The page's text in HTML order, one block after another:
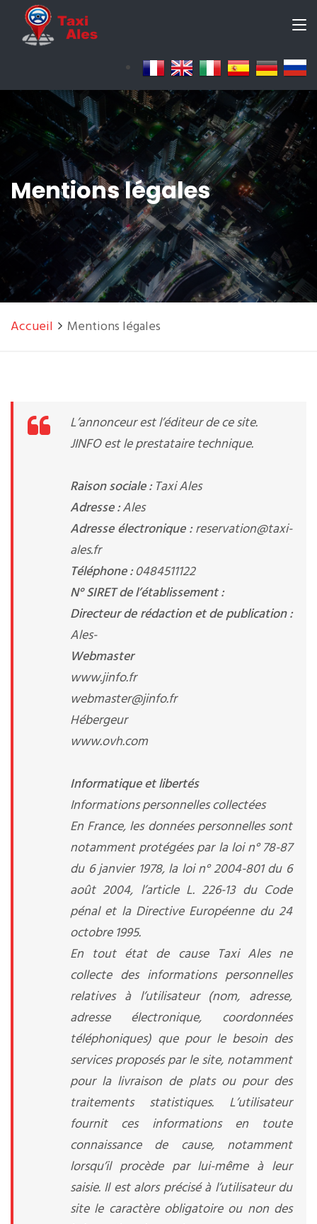
Mentions légales
Accueil Mentions légales
L’annonceur est l’éditeur de ce site.
JINFO est le prestataire technique.
Raison sociale :Taxi Ales
Adresse :Ales
Adresse électronique :reservation@taxi-
ales.fr
Téléphone :0484511122
N° SIRET de l’établissement :
Directeur de rédaction et de publication :
Ales-
Webmaster
www.jinfo.fr
webmaster@jinfo.fr
Hébergeur
www.ovh.com
Informatique et libertés
Informations personnelles collectées
En France, les données personnelles sont
notamment protégées par la loi n° 78-87
du 6 janvier 1978, la loi n° 2004-801 du 6
août 2004, l’article L. 226-13 du Code
pénal et la Directive Européenne du 24
octobre 1995.
En tout état de cause Taxi Ales ne
collecte des informations personnelles
relatives à l’utilisateur (nom, adresse,
adresse électronique, coordonnées
téléphoniques) que pour le besoin des
services proposés par le site, notamment
pour la livraison de plats ou pour des
traitements statistiques. L’utilisateur
fournit ces informations en toute
connaissance de cause, notamment
lorsqu’il procède par lui-même à leur
saisie. Il est alors précisé à l’utilisateur du
site le caractère obligatoire ou non des